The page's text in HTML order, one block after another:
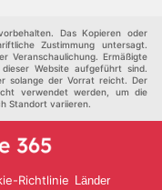
Das Kopieren oder
Zustimmung untersagt.
Veranschaulichung. Ermäßigte
Website aufgeführt sind.
solange der Vorrat reicht. Der
verwendet werden, um die
Standort variieren.
Richtlinie Länder